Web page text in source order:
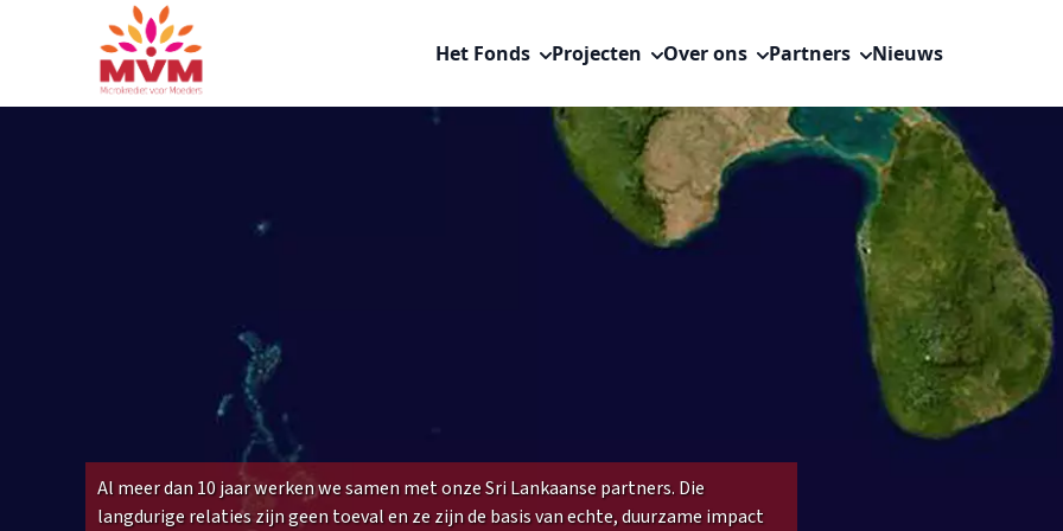
navigation
Het Fonds Projecten Over ons Partners Nieuws
Al meer dan 10 jaar werken we samen met onze Sri Lankaanse partners. Die
langdurige relaties zijn geen toeval en ze zijn de basis van echte, duurzame impact